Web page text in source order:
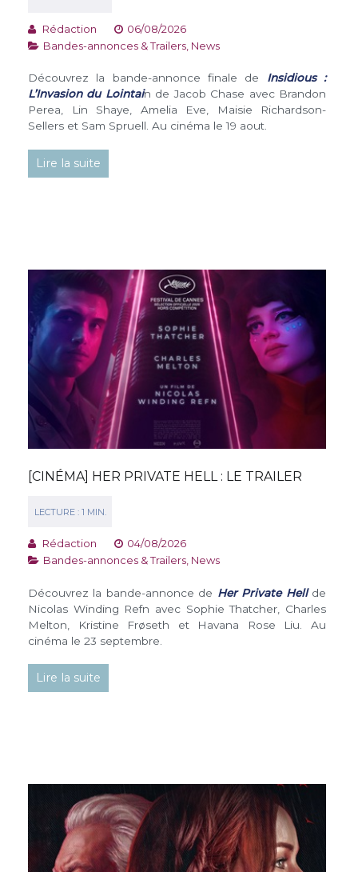
Rédaction
06/08/2026
Bandes-annonces & Trailers News
Découvrez la bande-annonce finale de Insidious :
L’Invasion du Lointain de Jacob Chase avec Brandon
Perea, Lin Shaye, Amelia Eve, Maisie Richardson-
Sellers et Sam Spruell. Au cinéma le 19 aout.
Lire la suite
[CINÉMA] HER PRIVATE HELL : LE TRAILER
Rédaction
04/08/2026
Bandes-annonces & Trailers News
Découvrez la bande-annonce de Her Private Hellde
Nicolas Winding Refn avec Sophie Thatcher, Charles
Melton, Kristine Frøseth et Havana Rose Liu. Au
cinéma le 23 septembre.
Lire la suite